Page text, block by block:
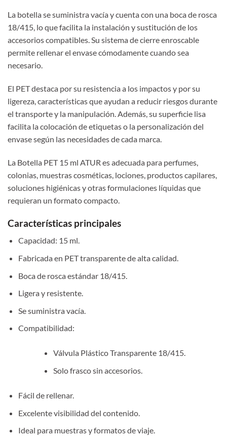
La botella se suministra vacía y cuenta con una boca de rosca
18/415, lo que facilita la instalación y sustitución de los
accesorios compatibles. Su sistema de cierre enroscable
permite rellenar el envase cómodamente cuando sea
necesario.
El PET destaca por su resistencia a los impactos y por su
ligereza, características que ayudan a reducir riesgos durante
el transporte y la manipulación. Además, su superficie lisa
facilita la colocación de etiquetas o la personalización del
envase según las necesidades de cada marca.
La Botella PET 15 ml ATUR es adecuada para perfumes,
colonias, muestras cosméticas, lociones, productos capilares,
soluciones higiénicas y otras formulaciones líquidas que
requieran un formato compacto.
Características principales
Capacidad: 15 ml.
Fabricada en PET transparente de alta calidad.
Boca de rosca estándar 18/415.
Ligera y resistente.
Se suministra vacía.
Compatibilidad:
Válvula Plástico Transparente 18/415.
Solo frasco sin accesorios.
Fácil de rellenar.
Excelente visibilidad del contenido.
Ideal para muestras y formatos de viaje.